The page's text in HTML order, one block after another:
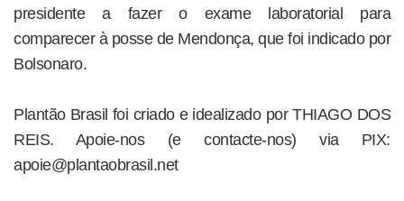
presidente a fazer o exame laboratorial para
comparecer à posse de Mendonça, que foi indicado por
Bolsonaro.
Plantão Brasil foi criado e idealizado por THIAGO DOS
REIS. Apoie-nos (e contacte-nos) via PIX:
apoie@plantaobrasil.net